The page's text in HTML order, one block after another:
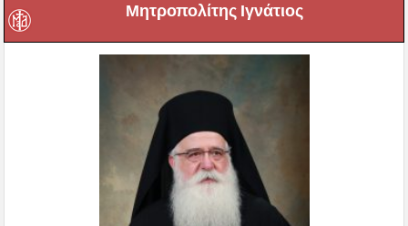
Μητροπολίτης Ιγνάτιος